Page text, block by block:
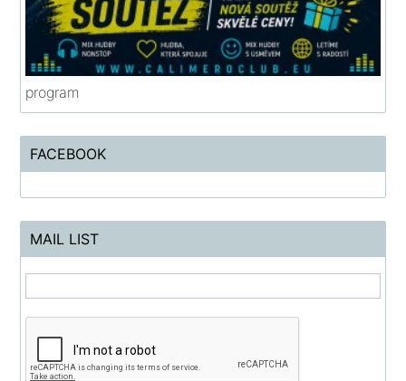
program
FACEBOOK
MAIL LIST